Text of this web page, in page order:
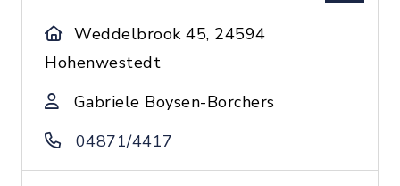
Weddelbrook 45, 24594
Hohenwestedt
Gabriele Boysen-Borchers
04871/4417